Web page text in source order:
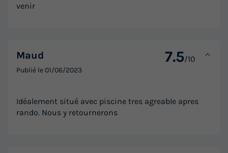
venir
Maud 7.5/10
Publié le01/06/2023
Idéalement situé avec piscine tres agreable apres
rando. Nous y retournerons